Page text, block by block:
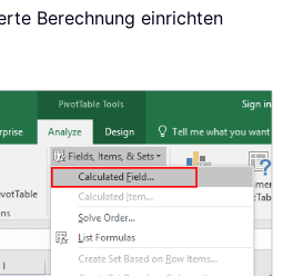
Berechnung einrichten